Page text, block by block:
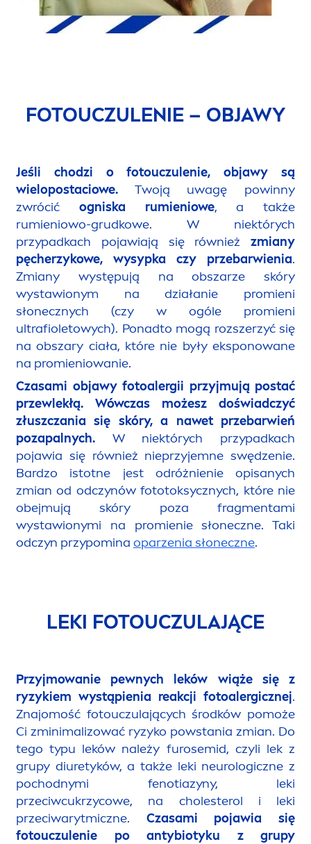
FOTOUCZULENIE – OBJAWY
Jeśli chodzi o fotouczulenie, objawy są
wielopostaciowe. Twoją uwagę powinny
zwrócić ogniska rumieniowe, a także
rumieniowo-grudkowe. W niektórych
przypadkach pojawiają się również zmiany
pęcherzykowe, wysypka czy przebarwienia.
Zmiany występują na obszarze skóry
wystawionym na działanie promieni
słonecznych (czy w ogóle promieni
ultrafioletowych). Ponadto mogą rozszerzyć się
na obszary ciała, które nie były eksponowane
na promieniowanie.
Czasami objawy fotoalergii przyjmują postać
przewlekłą. Wówczas możesz doświadczyć
złuszczania się skóry, a nawet przebarwień
pozapalnych. W niektórych przypadkach
pojawia się również nieprzyjemne swędzenie.
Bardzo istotne jest odróżnienie opisanych
zmian od odczynów fototoksycznych, które nie
obejmują skóry poza fragmentami
wystawionymi na promienie słoneczne. Taki
odczyn przypomina oparzenia słoneczne.
LEKI FOTOUCZULAJĄCE
Przyjmowanie pewnych leków wiąże się z
ryzykiem wystąpienia reakcji fotoalergicznej.
Znajomość fotouczulających środków pomoże
Ci zminimalizować ryzyko powstania zmian. Do
tego typu leków należy furosemid, czyli lek z
grupy diuretyków, a także leki neurologiczne z
pochodnymi fenotiazyny, leki
przeciwcukrzycowe, na cholesterol i leki
przeciwarytmiczne. Czasami pojawia się
fotouczulenie po antybiotyku z grupy